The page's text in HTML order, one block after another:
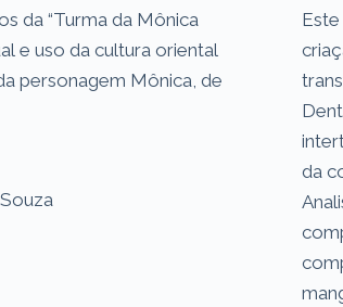
da “Turma da Mônica
e uso da cultura oriental
personagem Mônica, de
da